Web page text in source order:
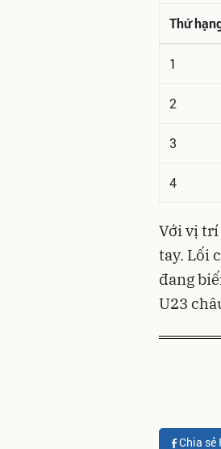
Thứ
1
2
3
4
Với vị trí
tay. Lối
đang
U23
Chia sẻ